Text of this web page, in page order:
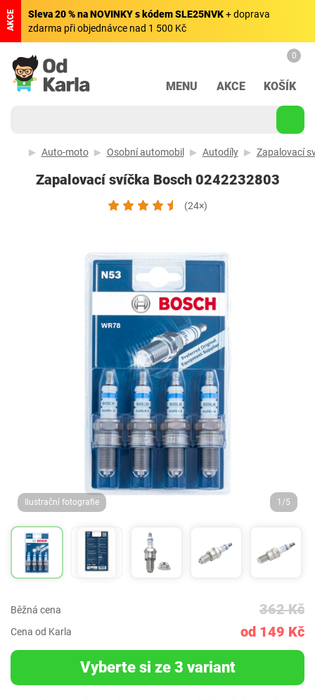
AKCE Sleva 20 % na NOVINKY s kódem SLE25NVK+ doprava
zdarma při objednávce nad 1 500 Kč
MENU AKCE
0
KOŠÍK
Auto-moto Osobní automobil Autodíly Zapalovací
Zapalovací svíčka Bosch 0242232803
(24×)
Ilustrační fotografie 1/5
Běžná cena 362 Kč
Cena od Karla od 149 Kč
Vyberte si ze 3 variant